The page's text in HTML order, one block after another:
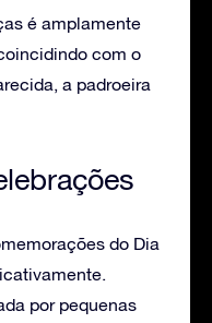
é amplamente
com o
a padroeira
do Dia
por pequenas